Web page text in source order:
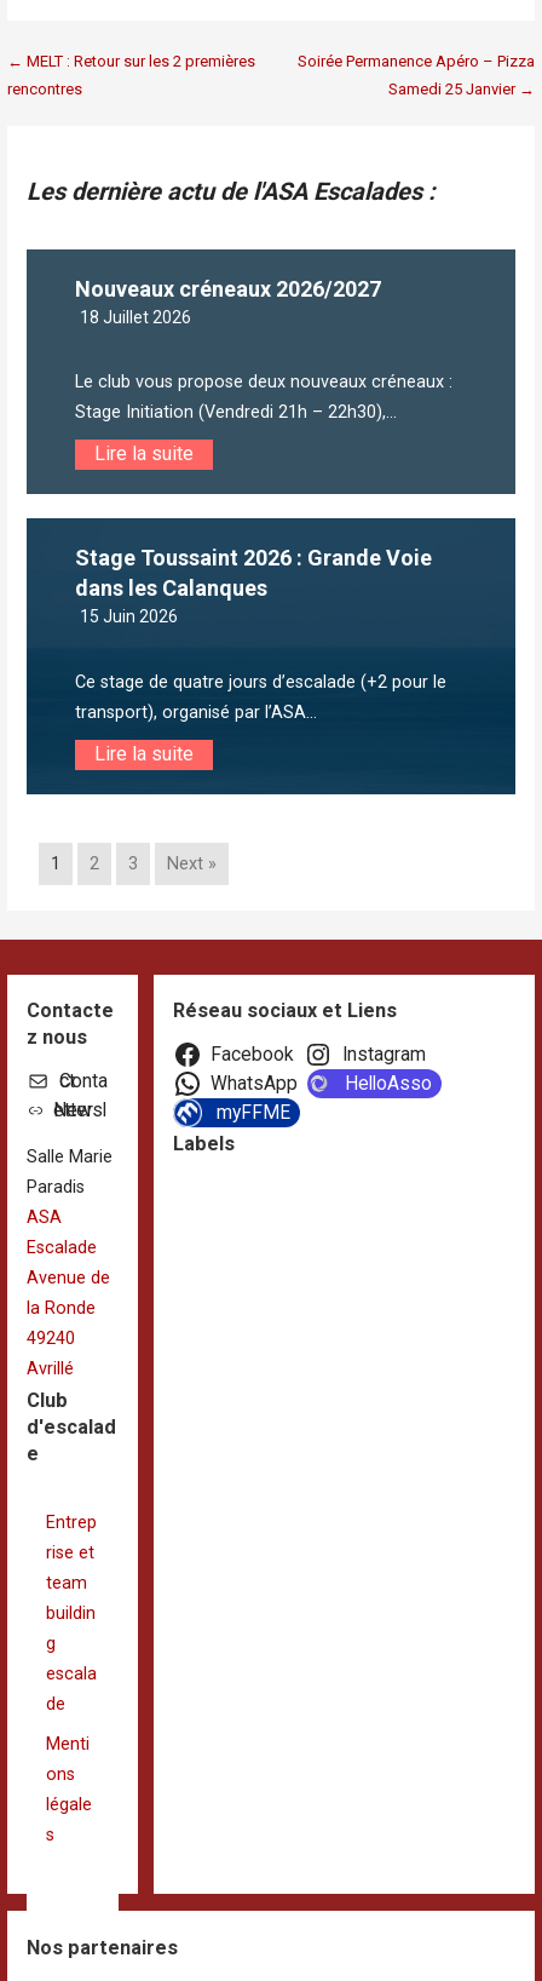
Navigation
← MELT : Retour sur les 2 premières
rencontres
Soirée Permanence Apéro – Pizza
Samedi 25 Janvier →
Les dernière actu de l'ASA Escalades :
Nouveaux créneaux 2026/2027
18 Juillet 2026
Le club vous propose deux nouveaux créneaux :
Stage Initiation (Vendredi 21h – 22h30),...
Lire la suite
Stage Toussaint 2026 : Grande Voie
dans les Calanques
15 Juin 2026
Ce stage de quatre jours d’escalade (+2 pour le
transport), organisé par l’ASA...
Lire la suite
1 2 3 Next »
Contacte
z nous
Contact
Newsletter
Salle Marie
Paradis
ASA
Escalade
Avenue de
la Ronde
49240
Avrillé
Club
d'escalad
e
Entrep
rise et
team
buildin
g
escala
de
Menti
ons
légale
s
Réseau sociaux et Liens
Facebook
Instagram
WhatsApp
HelloAsso
myFFME
Labels
Nos partenaires